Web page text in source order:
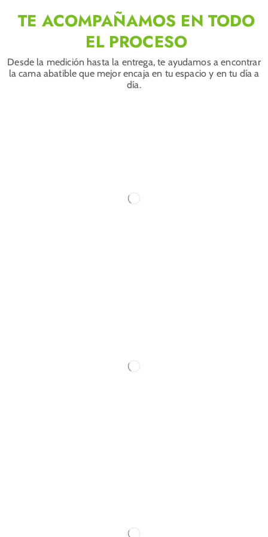
TE ACOMPAÑAMOS EN TODO
EL PROCESO
Desde la medición hasta la entrega, te ayudamos a encontrar
la cama abatible que mejor encaja en tu espacio y en tu día a
día.